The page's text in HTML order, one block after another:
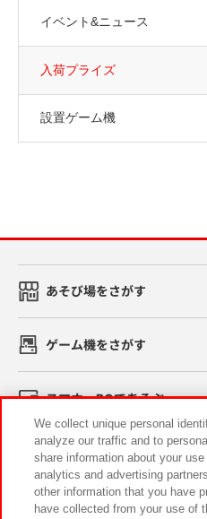
イベント&ニュース
入荷プライズ
設置ゲーム機
あそび場をさがす
ゲーム機をさがす
スマホ・PCであそぶ
イベント・キャンペーン
We collect unique personal
analyze our traffic and to
share information about your
analytics and advertising
other information that you have
have collected from your use of